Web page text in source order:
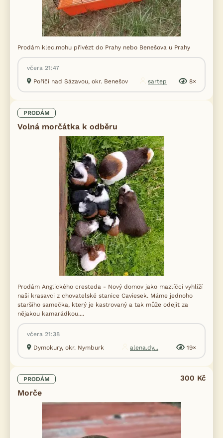
Prodám klec.mohu přivézt do Prahy nebo Benešova u Prahy
včera 21:47
Poříčí nad Sázavou, okr. Benešov
sartep 8×
PRODÁM
Volná morčátka k odběru
Prodám Anglického cresteda - Nový domov jako mazlíčci vyhlíží
naši krasavci z chovatelské stanice Caviesek. Máme jednoho
staršího samečka, který je kastrovaný a tak může odejít za
nějakou kamarádkou....
včera 21:38
Dymokury, okr. Nymburk
alena.dy... 19×
PRODÁM
Morče
300 Kč